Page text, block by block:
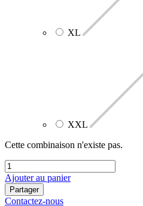
XL
XXL
Cette combinaison n'existe pas.
Ajouter au panier
Partager
Contactez-nous